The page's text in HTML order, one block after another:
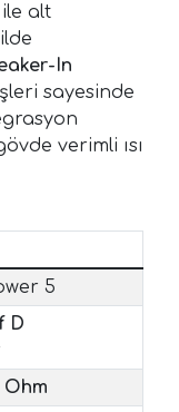
ile alt
In
sayesinde
verimli ısı
5
D
Ohm